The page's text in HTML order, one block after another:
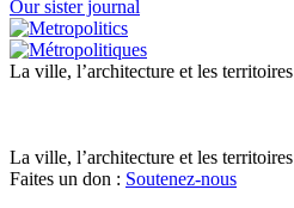
Our sister journal
La ville, l’architecture et les territoires
La ville, l’architecture et les territoires
Faites un don : Soutenez-nous